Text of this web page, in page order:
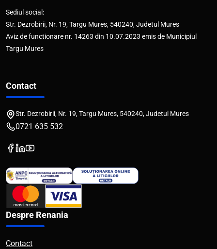
Sediul social:
Str. Dezrobirii, Nr. 19, Targu Mures, 540240, Judetul Mures
Aviz de functionare nr. 14263 din 10.07.2023 emis de Municipiul
Targu Mures
Contact
Str. Dezrobirii, Nr. 19, Targu Mures, 540240, Judetul Mures
0721 635 532
Despre Renania
Contact